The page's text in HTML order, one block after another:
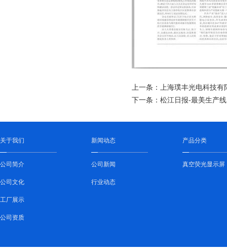
上一条： 上海璞丰光电科技有
下一条： 松江日报-最美生产线
关于我们
公司简介
公司文化
工厂展示
公司资质
新闻动态
公司新闻
行业动态
产品分类
真空荧光显示屏